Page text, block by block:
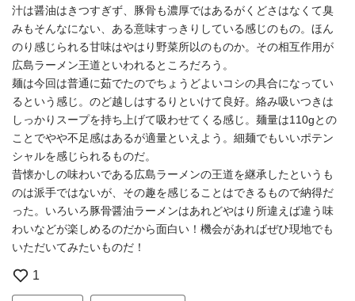
汁は醤油はきつすぎず、豚骨も濃厚ではあるがくどさはなくて臭
みもそんなにない、ある意味すっきりしている感じのもの。ほん
のり感じられる甘味はやはり野菜所以のものか。その相互作用が
広島ラーメン王道といわれるところだろう。
麺は今回は普通に茹でたのでちょうどよいコシの具合になってい
るという感じ。のど越しはするりといけて良好。絡み吸いつきは
しっかりスープを持ち上げて吸わせてくる感じ。麺量は110gとの
ことでやや不足感はあるが適量といえよう。細麺でもいいポテン
シャルを感じられるものだ。
昔懐かしの味わいである広島ラーメンの王道を継承したというも
のは派手ではないが、その趣を感じることはできるもので納得だ
った。いろいろ豚骨醤油ラーメンはあれどやはり所違えば違う味
わいなどが楽しめるのだから面白い！機会があればぜひ現地でも
いただいてみたいものだ！
1